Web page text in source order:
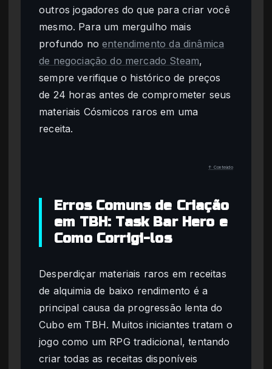
outros jogadores do que para criar você
mesmo. Para um mergulho mais
profundo noentendimento da dinâmica
de negociação do mercado Steam,
sempre verifique o histórico de preços
de 24 horas antes de comprometer seus
materiais Cósmicos raros em uma
receita.
↑ Conteúdo
Erros Comuns de Criação
em TBH: Task Bar Hero e
Como Corrigi-los
Desperdiçar materiais raros em receitas
de alquimia de baixo rendimento é a
principal causa da progressão lenta do
Cubo em TBH. Muitos iniciantes tratam o
jogo como um RPG tradicional, tentando
criar todas as receitas disponíveis